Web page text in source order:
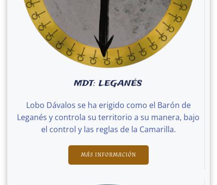
MDT: LEGANÉS
Lobo Dávalos se ha erigido como el Barón de
Leganés y controla su territorio a su manera, bajo
el control y las reglas de la Camarilla.
MÁS INFORMACIÓN